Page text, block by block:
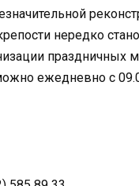
нередко
праздничных
ежедневно с